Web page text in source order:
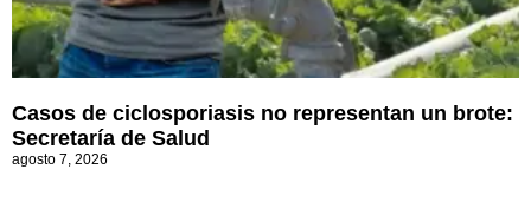
Casos de ciclosporiasis no representan un brote:
Secretaría de Salud
agosto 7, 2026